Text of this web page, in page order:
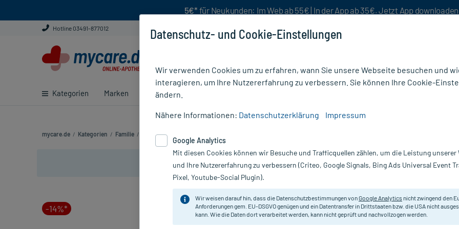
5€* für Neukunden: Im Web ab 55€ | In der App ab 35€. Jetzt App downloaden
Hotline 03491-877012
Kategorien Marken Ratgeber
mycare.de / Kategorien / Familie / Kinder /
Nur für kurze Zeit:Gratis-Versand* ab 19€ Mindestbestellwert!
-14%*
Erfahrungen &
Bepanthen
Datenschutz- und Cookie-Einstellungen
Wir verwenden Cookies um zu erfahren, wann Sie unsere Webseite besuchen und
interagieren, um Ihre Nutzererfahrung zu verbessern. Sie können Ihre Cookie-
ändern.
Nähere Informationen: Datenschutzerklärung Impressum
Google Analytics
Mit diesen Cookies können wir Besuche und Trafficquellen zählen, um die Leistung unserer
und Ihre Nutzererfahrung zu verbessern (Criteo, Google Signals, Bing Ads Universal Event
Pixel, Youtube-Social Plugin).
Wir weisen darauf hin, dass die Datenschutzbestimmungen vonGoogle Analytics nicht zwingend den
Anforderungen gem. EU-DSGVO genügen und ein Datentransfer in Drittstaaten bzw. die USA nicht
kann. Wie die Daten dort verarbeitet werden, kann nicht geprüft und nachvollzogen werden.